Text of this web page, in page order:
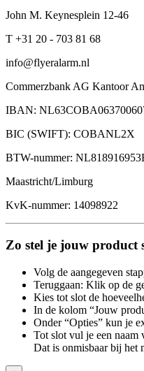
John M. Keynesplein 12-46
T +31 20 - 703 81 68
info@flyeralarm.nl
Commerzbank AG Kantoor
IBAN:
BIC (SWIFT): COBANL2X
BTW-nummer:
Maastricht/Limburg
KvK-nummer: 14098922
Zo stel je jouw product
Volg de aangegeven
Teruggaan: Klik op de
Kies tot slot de
In de kolom “Jouw
Onder “Opties” kun je
Tot slot vul je een naam
Dat is onmisbaar bij het